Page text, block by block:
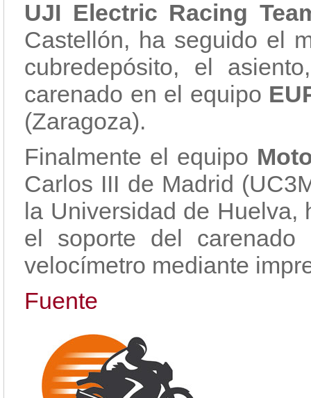
UJI Electric Racing
Castellón, ha seguido el
cubredepósito, el
carenado en el equipo
(Zaragoza).
Finalmente el equipo
Carlos III de Madrid
la Universidad de Huelva,
el soporte del
velocímetro mediante
Fuente